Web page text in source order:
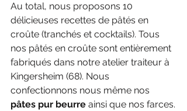
Au total, nous proposons 10
délicieuses recettes de pâtés en
croûte (tranchés et cocktails). Tous
nos pâtés en croûte sont entièrement
fabriqués dans notre atelier traiteur à
Kingersheim (68). Nous
confectionnons nous même nos
pâtes pur beurre ainsi que nos farces.